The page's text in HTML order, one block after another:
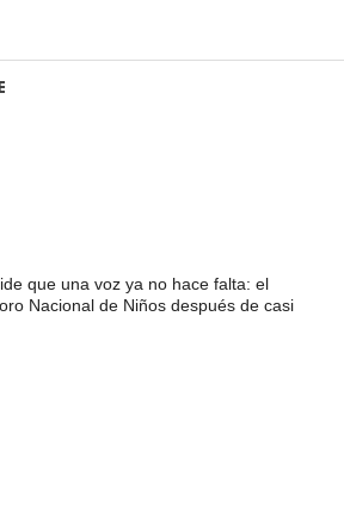
que una voz ya no hace falta: el
Nacional de Niños después de casi